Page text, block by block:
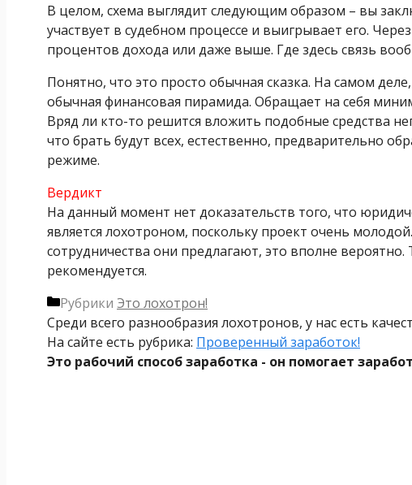
В целом, схема выглядит следующим образом – вы
участвует в судебном процессе и выигрывает его.
процентов дохода или даже выше. Где здесь связь
Понятно, что это просто обычная сказка. На самом
обычная финансовая пирамида. Обращает на себя
Вряд ли кто-то решится вложить подобные средства
что брать будут всех, естественно, предварительно
режиме.
Вердикт
На данный момент нет доказательств того, что
является лохотроном, поскольку проект очень
сотрудничества они предлагают, это вполне
рекомендуется.
Рубрики Это лохотрон!
Среди всего разнообразия лохотронов, у нас есть
На сайте есть рубрика: Проверенный заработок!
Это рабочий способ заработка - он помогает